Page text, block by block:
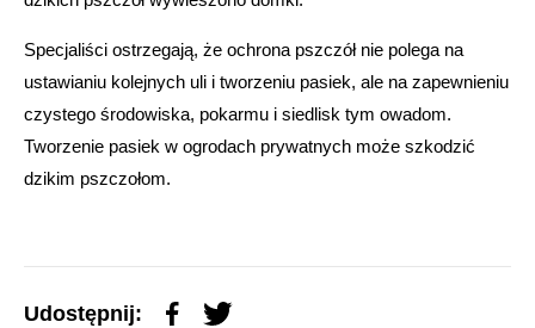
Specjaliści ostrzegają, że ochrona pszczół nie polega na
ustawianiu kolejnych uli i tworzeniu pasiek, ale na zapewnieniu
czystego środowiska, pokarmu i siedlisk tym owadom.
Tworzenie pasiek w ogrodach prywatnych może szkodzić
dzikim pszczołom.
Udostępnij: